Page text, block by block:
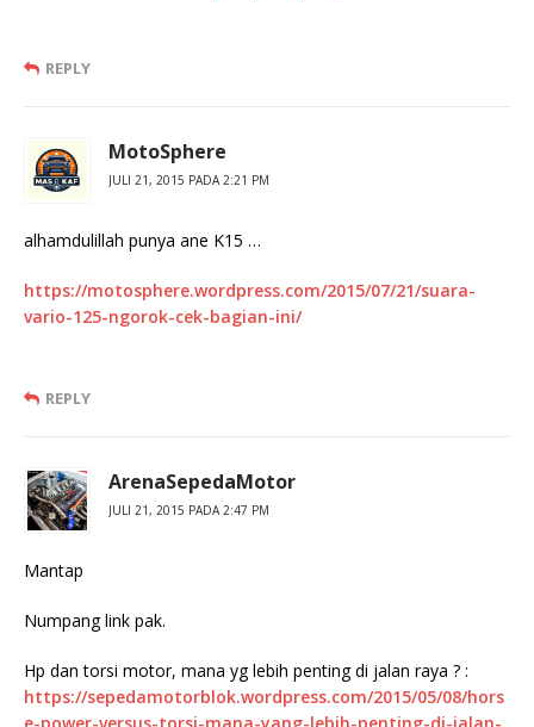
REPLY
MotoSphere
JULI 21, 2015 PADA 2:21 PM
alhamdulillah punya ane K15 …
https://motosphere.wordpress.com/2015/07/21/suara-
vario-125-ngorok-cek-bagian-ini/
REPLY
ArenaSepedaMotor
JULI 21, 2015 PADA 2:47 PM
Mantap
Numpang link pak.
Hp dan torsi motor, mana yg lebih penting di jalan raya ? :
https://sepedamotorblok.wordpress.com/2015/05/08/hors